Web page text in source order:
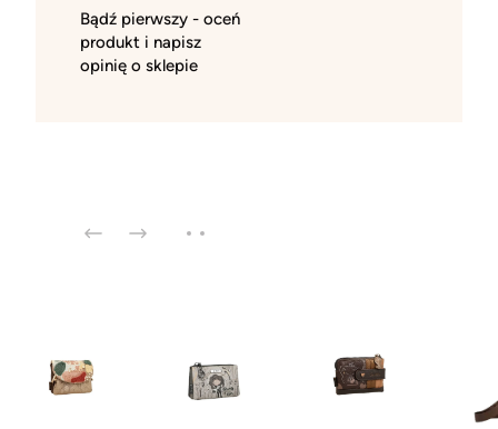
Bądź pierwszy - oceń
produkt i napisz
opinię o sklepie